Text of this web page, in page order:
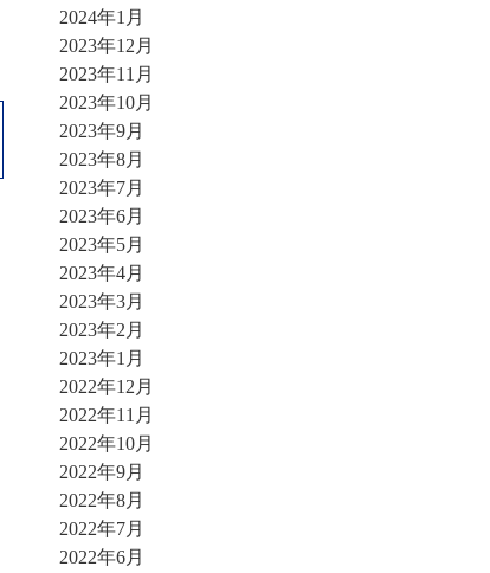
2024年1月
2023年12月
2023年11月
2023年10月
2023年9月
2023年8月
2023年7月
2023年6月
2023年5月
2023年4月
2023年3月
2023年2月
2023年1月
2022年12月
2022年11月
2022年10月
2022年9月
2022年8月
2022年7月
2022年6月